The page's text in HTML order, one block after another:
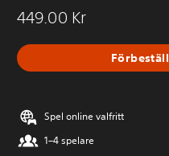
449.00 Kr
Förbeställ
Spel online valfritt
1–4 spelare